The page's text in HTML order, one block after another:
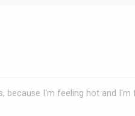
because I'm feeling hot and I'm